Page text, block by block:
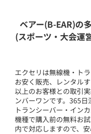
ベアー(B-EAR)の
(スポーツ・大会運
エクセリは無線機・ト
お安く販売、レンタル
以上のお客様との取引
ンバーワンです。365
トランシーバー・イン
機種で購入前の無料お
内で対応しますので、